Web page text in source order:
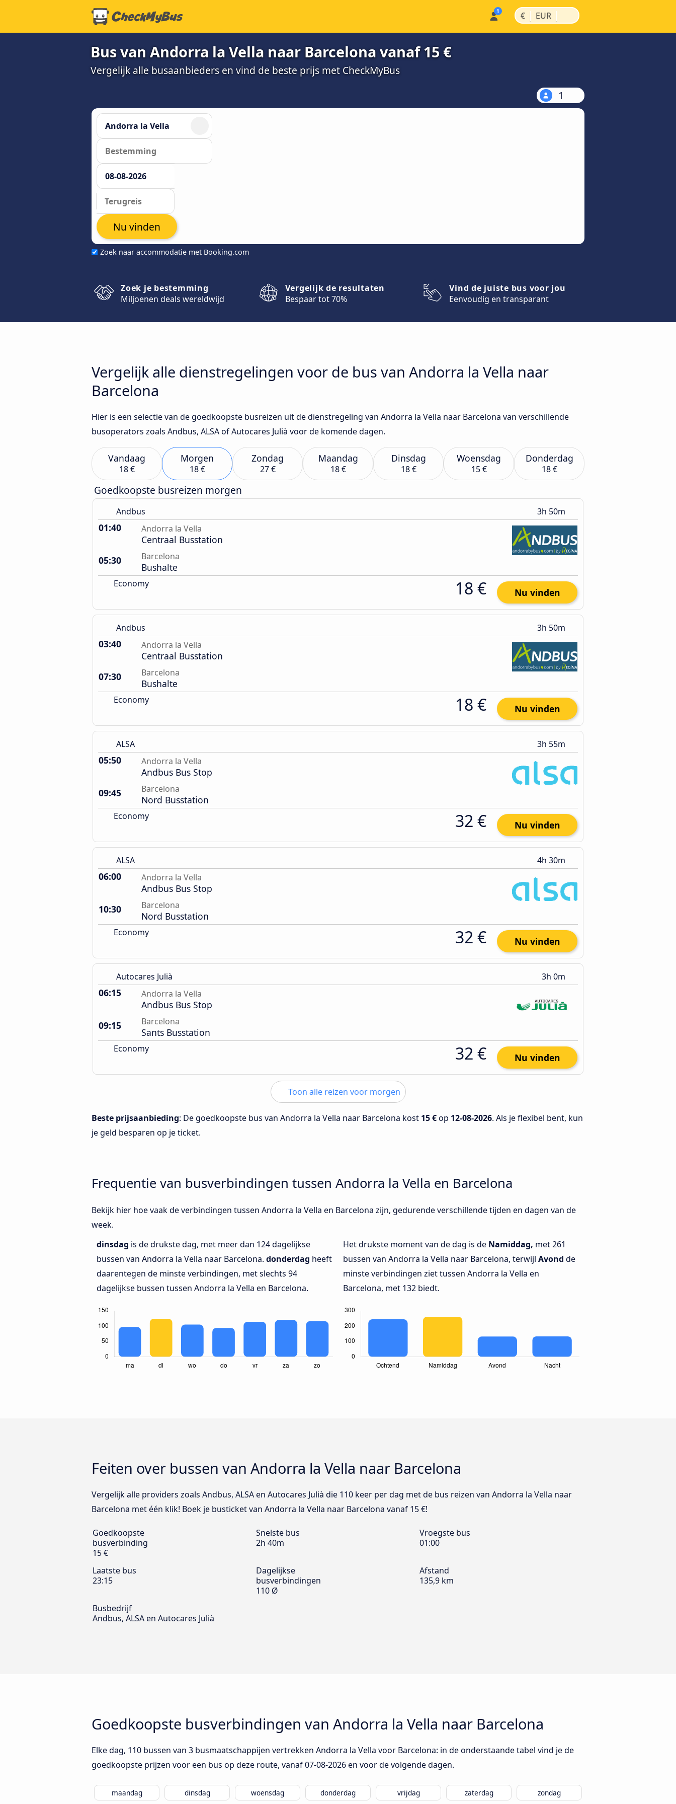
€ | EUR |
Bus van Andorra la Vella naar Barcelona vanaf 15 €
Vergelijk alle busaanbieders en vind de beste prijs met CheckMyBus
1
Zoek naar accommodatie met Booking.com
Nu vinden
Zoek je bestemming
Miljoenen deals wereldwijd
Vergelijk de resultaten
Bespaar tot 70%
Vind de juiste bus voor jou
Eenvoudig en transparant
Vergelijk alle dienstregelingen voor de bus van Andorra la Vella naar
Barcelona
Hier is een selectie van de goedkoopste busreizen uit de dienstregeling van Andorra la Vella naar Barcelona van verschillende
busoperators zoals Andbus, ALSA of Autocares Julià voor de komende dagen.
Vandaag
18 €
Morgen
18 €
Zondag
27 €
Maandag
18 €
Dinsdag
18 €
Woensdag
15 €
Donderdag
18 €
Goedkoopste busreizen morgen
Andbus 3h 50m
01:40 Andorra la Vella
Centraal Busstation
05:30
Barcelona
Bushalte
Economy 18 € Nu vinden
Andbus 3h 50m
03:40 Andorra la Vella
Centraal Busstation
07:30
Barcelona
Bushalte
Economy 18 € Nu vinden
ALSA 3h 55m
05:50 Andorra la Vella
Andbus Bus Stop
09:45
Barcelona
Nord Busstation
Economy 32 € Nu vinden
ALSA 4h 30m
06:00 Andorra la Vella
Andbus Bus Stop
10:30
Barcelona
Nord Busstation
Economy 32 € Nu vinden
Autocares Julià 3h 0m
06:15 Andorra la Vella
Andbus Bus Stop
09:15
Barcelona
Sants Busstation
Economy 32 € Nu vinden
Toon alle reizen voor morgen
Beste prijsaanbieding: De goedkoopste bus van Andorra la Vella naar Barcelona kost 15 €op 12-08-2026. Als je flexibel bent, kun
je geld besparen op je ticket.
Frequentie van busverbindingen tussen Andorra la Vella en Barcelona
Bekijk hier hoe vaak de verbindingen tussen Andorra la Vella en Barcelona zijn, gedurende verschillende tijden en dagen van de
week.
dinsdag is de drukste dag, met meer dan 124 dagelijkse
bussen van Andorra la Vella naar Barcelona. donderdag heeft
daarentegen de minste verbindingen, met slechts 94
dagelijkse bussen tussen Andorra la Vella en Barcelona.
Het drukste moment van de dag is de Namiddag, met 261
bussen van Andorra la Vella naar Barcelona, terwijl Avond de
minste verbindingen ziet tussen Andorra la Vella en
Barcelona, met 132 biedt.
Feiten over bussen van Andorra la Vella naar Barcelona
Vergelijk alle providers zoals Andbus, ALSA en Autocares Julià die 110 keer per dag met de bus reizen van Andorra la Vella naar
Barcelona met één klik! Boek je busticket van Andorra la Vella naar Barcelona vanaf 15 €!
Goedkoopste
busverbinding
15 €
Snelste bus
2h 40m
Vroegste bus
01:00
Laatste bus
23:15
Dagelijkse
busverbindingen
110 Ø
Afstand
135,9 km
Busbedrijf
Andbus, ALSA en Autocares Julià
Goedkoopste busverbindingen van Andorra la Vella naar Barcelona
Elke dag, 110 bussen van 3 busmaatschappijen vertrekken Andorra la Vella voor Barcelona: in de onderstaande tabel vind je de
goedkoopste prijzen voor een bus op deze route, vanaf07-08-2026en voor de volgende dagen.
maandag dinsdag woensdag donderdag vrijdag zaterdag zondag